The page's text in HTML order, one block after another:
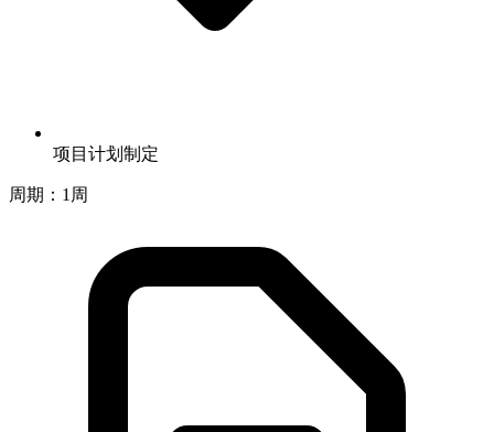
项目计划制定
周期：1周